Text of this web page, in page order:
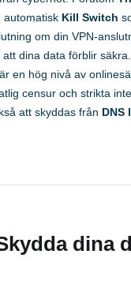
automatisk Kill Switch
om din VPN-
dina data förblir säkra.
en hög nivå av
censur och strikta
att skyddas från DNS
dina